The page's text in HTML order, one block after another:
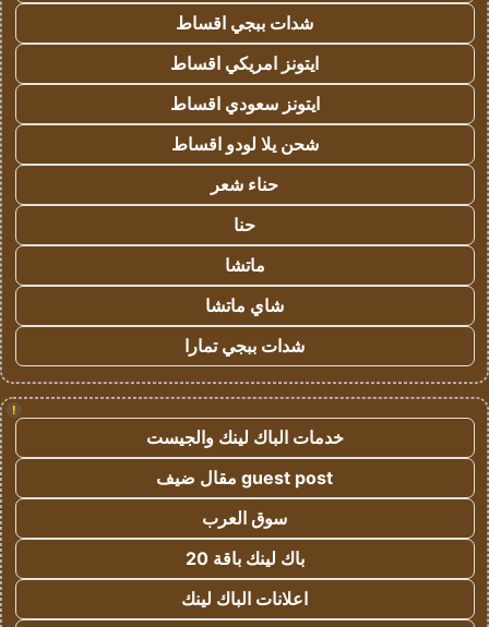
شدات ببجي اقساط
ايتونز امريكي اقساط
ايتونز سعودي اقساط
شحن يلا لودو اقساط
حناء شعر
حنا
ماتشا
شاي ماتشا
شدات ببجي تمارا
!
خدمات الباك لينك والجيست
guest post مقال ضيف
سوق العرب
باك لينك باقة 20
اعلانات الباك لينك